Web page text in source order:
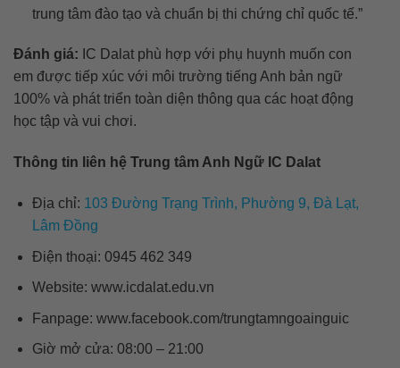
trung tâm đào tạo và chuẩn bị thi chứng chỉ quốc tế.”
Đánh giá: IC Dalat phù hợp với phụ huynh muốn con
em được tiếp xúc với môi trường tiếng Anh bản ngữ
100% và phát triển toàn diện thông qua các hoạt động
học tập và vui chơi.
Thông tin liên hệ Trung tâm Anh Ngữ IC Dalat
Địa chỉ: 103 Đường Trạng Trình, Phường 9, Đà Lạt,
Lâm Đồng
Điện thoại: 0945 462 349
Website: www.icdalat.edu.vn
Fanpage: www.facebook.com/trungtamngoainguic
Giờ mở cửa: 08:00 – 21:00